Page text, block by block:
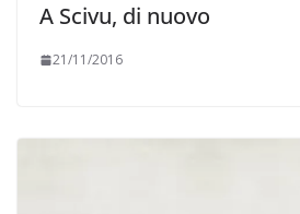
A Scivu, di nuovo
21/11/2016